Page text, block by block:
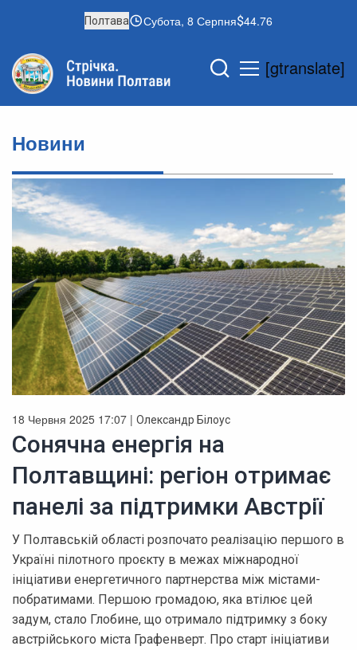
Полтава Субота, 8 Серпня 44.76
[gtranslate]
Новини
18 Червня 2025 17:07 | Олександр Білоус
Сонячна енергія на
Полтавщині: регіон отримає
панелі за підтримки Австрії
У Полтавській області розпочато реалізацію першого в
Україні пілотного проєкту в межах міжнародної
ініціативи енергетичного партнерства між містами-
побратимами. Першою громадою, яка втілює цей
задум, стало Глобине, що отримало підтримку з боку
австрійського міста Графенверт. Про старт ініціативи